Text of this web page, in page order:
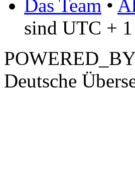
Das Team •
sind UTC +
Deutsche